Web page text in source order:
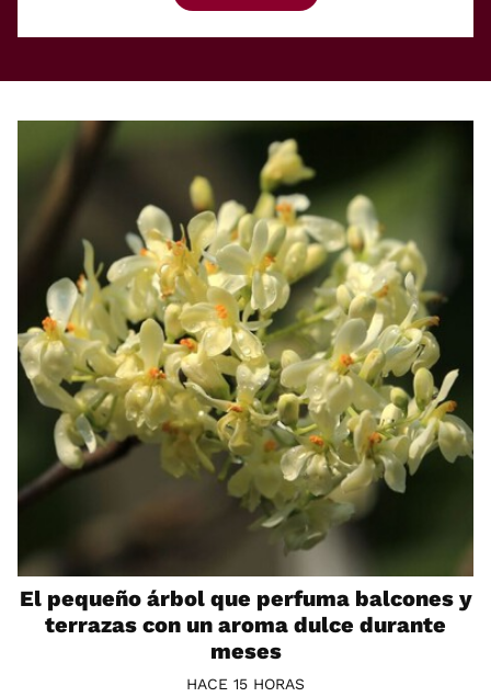
El pequeño árbol que perfuma balcones y
terrazas con un aroma dulce durante
meses
HACE 15 HORAS